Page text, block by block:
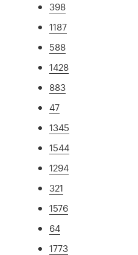
398
1187
588
1428
883
47
1345
1544
1294
321
1576
64
1773